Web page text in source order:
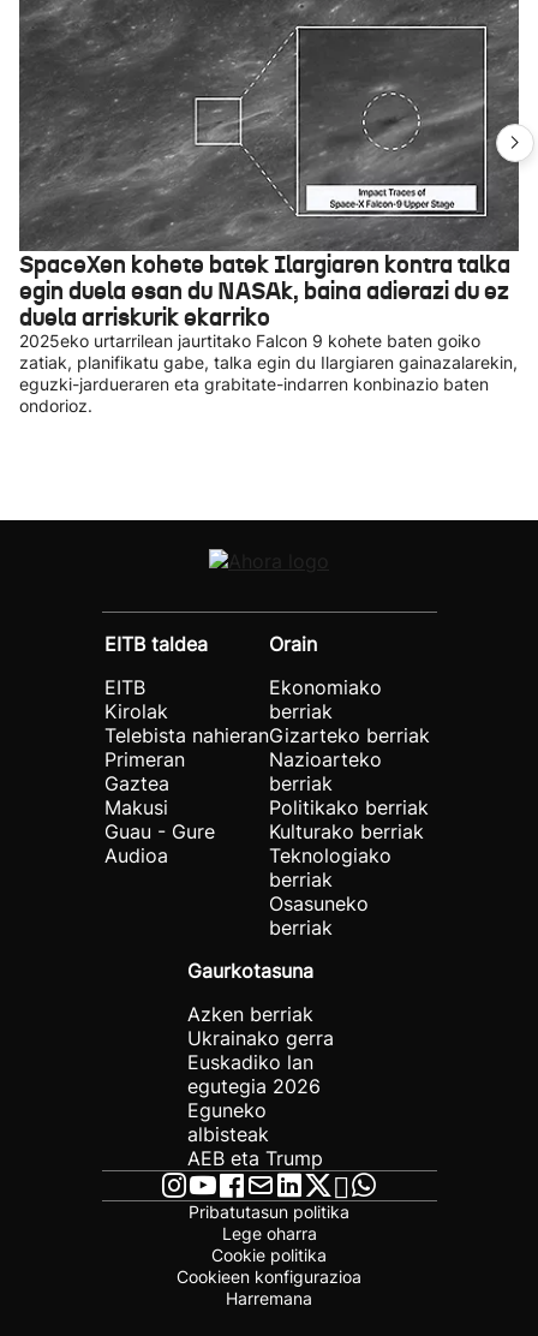
SpaceXen kohete batek Ilargiaren kontra talka
egin duela esan du NASAk, baina adierazi du ez
duela arriskurik ekarriko
2025eko urtarrilean jaurtitako Falcon 9 kohete baten goiko
zatiak, planifikatu gabe, talka egin du Ilargiaren gainazalarekin,
eguzki-jardueraren eta grabitate-indarren konbinazio baten
ondorioz.
EITB taldea
EITB
Kirolak
Telebista nahieran
Primeran
Gaztea
Makusi
Guau - Gure
Audioa
Orain
Ekonomiako
berriak
Gizarteko berriak
Nazioarteko
berriak
Politikako berriak
Kulturako berriak
Teknologiako
berriak
Osasuneko
berriak
Gaurkotasuna
Azken berriak
Ukrainako gerra
Euskadiko lan
egutegia 2026
Eguneko
albisteak
AEB eta Trump
Pribatutasun politika
Lege oharra
Cookie politika
Cookieen konfigurazioa
Harremana